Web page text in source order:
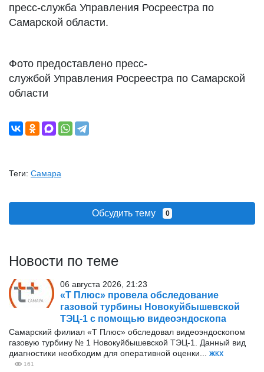
пресс-служба Управления Росреестра по
Самарской области.
Фото предоставлено пресс-
службой Управления Росреестра по Самарской
области
Теги: Самара
Обсудить тему 0
Новости по теме
06 августа 2026, 21:23
«Т Плюс» провела обследование
газовой турбины Новокуйбышевской
ТЭЦ-1 с помощью видеоэндоскопа
Самарский филиал «Т Плюс» обследовал видеоэндоскопом
газовую турбину № 1 Новокуйбышевской ТЭЦ-1. Данный вид
диагностики необходим для оперативной оценки...
ЖКХ
161